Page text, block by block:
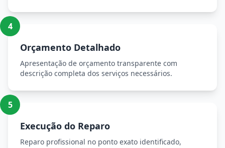
4
Orçamento Detalhado
Apresentação de orçamento transparente com
descrição completa dos serviços necessários.
5
Execução do Reparo
Reparo profissional no ponto exato identificado,